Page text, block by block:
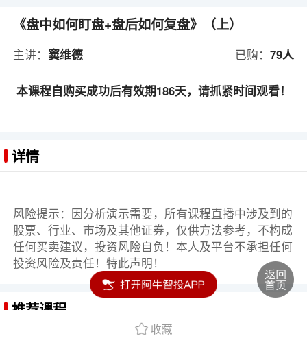
《盘中如何盯盘+盘后如何复盘》（上）
主讲： 窦维德 已购： 79人
本课程自购买成功后有效期186天，请抓紧时间观看！
详情
风险提示：因分析演示需要，所有课程直播中涉及到的
股票、行业、市场及其他证券，仅供方法参考，不构成
任何买卖建议，投资风险自负！本人及平台不承担任何
投资风险及责任！特此声明！
推荐课程
收藏